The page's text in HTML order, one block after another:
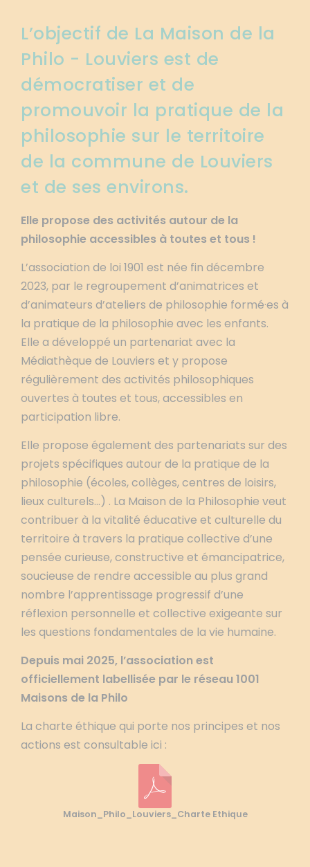
L’objectif de La Maison de la
Philo - Louviers est de
démocratiser et de
promouvoir la pratique de la
philosophie sur le territoire
de la commune de Louviers
et de ses environs.
Elle propose des activités autour de la
philosophie accessibles à toutes et tous !
L’association de loi 1901 est née fin décembre
2023, par le regroupement d’animatrices et
d’animateurs d’ateliers de philosophie formé·es à
la pratique de la philosophie avec les enfants.
Elle a développé un partenariat avec la
Médiathèque de Louviers et y propose
régulièrement des activités philosophiques
ouvertes à toutes et tous, accessibles en
participation libre.
Elle propose également des partenariats sur des
projets spécifiques autour de la pratique de la
philosophie (écoles, collèges, centres de loisirs,
lieux culturels…) . La Maison de la Philosophie veut
contribuer à la vitalité éducative et culturelle du
territoire à travers la pratique collective d’une
pensée curieuse, constructive et émancipatrice,
soucieuse de rendre accessible au plus grand
nombre l’apprentissage progressif d’une
réflexion personnelle et collective exigeante sur
les questions fondamentales de la vie humaine.
Depuis mai 2025, l’association est
officiellement labellisée par le réseau 1001
Maisons de la Philo
La charte éthique qui porte nos principes et nos
actions est consultable ici :
Maison_Philo_Louviers_Charte Ethique